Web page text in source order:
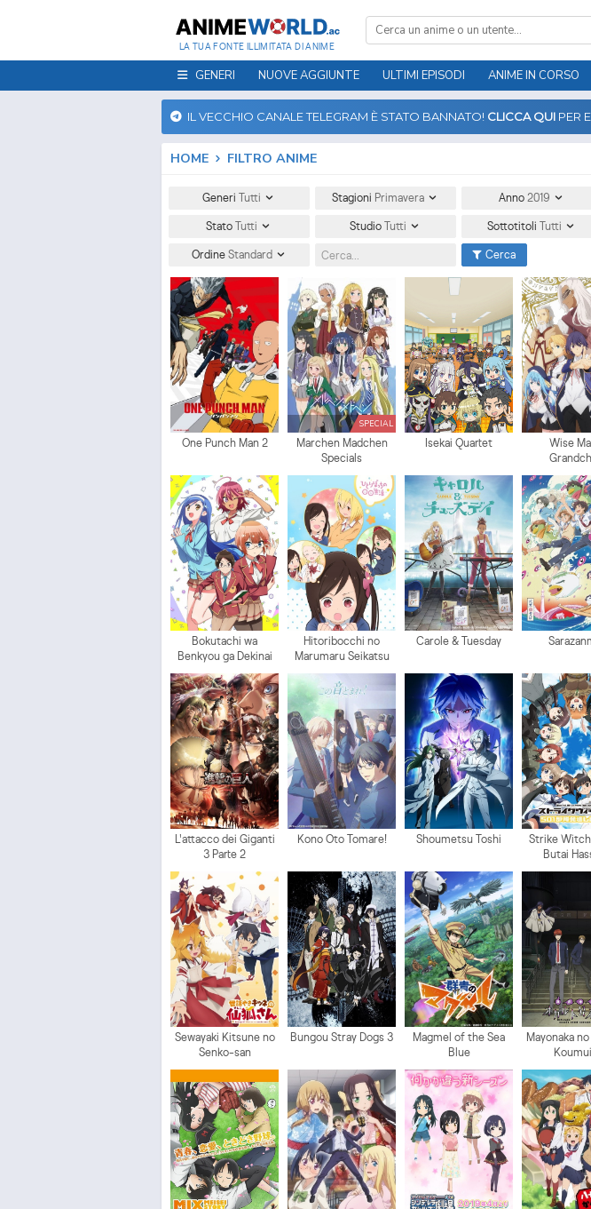
LA TUA FONTE ILLIMITATA DI ANIME
GENERI NUOVE AGGIUNTE ULTIMI EPISODI ANIME IN CORSO
IL VECCHIO CANALE TELEGRAM È STATO BANNATO! CLICCA QUI PER
HOME FILTRO ANIME
GeneriTutti Stagioni Primavera Anno2019
StatoTutti StudioTutti SottotitoliTutti
Ordine Standard Cerca
One Punch Man 2
SPECIAL
Marchen Madchen
Specials
Isekai Quartet
Wise
Bokutachi wa
Benkyou ga Dekinai
Hitoribocchi no
Marumaru Seikatsu
Carole & Tuesday
L'attacco dei Giganti
3 Parte 2
Kono Oto Tomare! Shoumetsu Toshi
Strike
Butai
Sewayaki Kitsune no
Senko-san
Bungou Stray Dogs 3
Magmel of the Sea
Blue
Mayonaka